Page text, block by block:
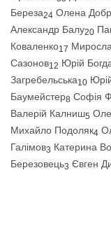
Береза24 Олена
Александр Балу20
Коваленко17
Сазонов12 Юрій
Загребельська10
Баумейстер8 Софія
Валерій Калниш5
Михайло Подоляк4
Галімов3 Катерина
Березовець3 Євген